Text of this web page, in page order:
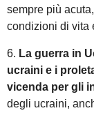
sempre più
condizioni di vita
6. La guerra in
ucraini e i
vicenda per gli
degli ucraini,